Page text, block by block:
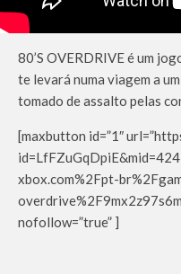
80’S OVERDRIVE é um
te levará numa viagem a
tomado de assalto pelas
[maxbutton id=”1″
xbox.com%2Fpt-
nofollow=”true” ]